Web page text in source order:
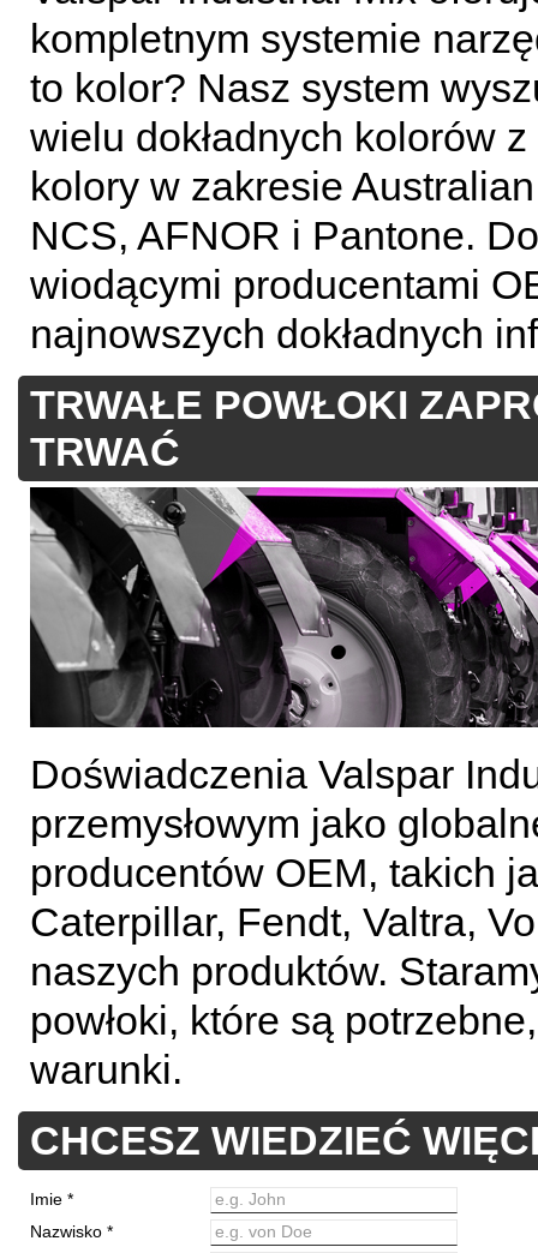
kompletnym systemie
to kolor? Nasz system
wielu dokładnych kolorów
kolory w zakresie
NCS, AFNOR i Pantone.
wiodącymi producentami
najnowszych dokładnych
TRWAŁE POWŁOKI
TRWAĆ
Doświadczenia Valspar
przemysłowym jako
producentów OEM, takich
Caterpillar, Fendt, Valtra,
naszych produktów.
powłoki, które są
warunki.
CHCESZ WIEDZIEĆ
Imie *
e.g. John
Nazwisko *
e.g. von Doe